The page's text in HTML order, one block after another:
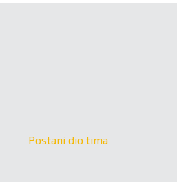
Postani dio tima